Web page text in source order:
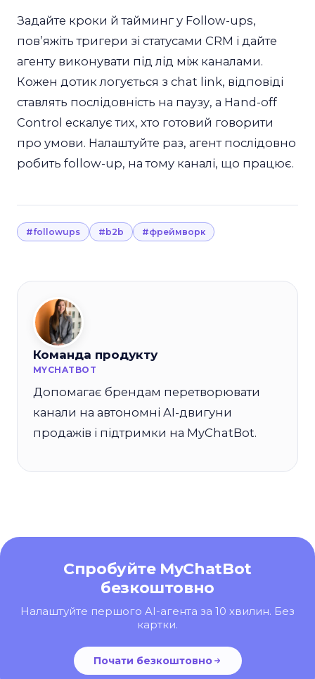
Задайте кроки й тайминг у Follow-ups,
повʼяжіть тригери зі статусами CRM і дайте
агенту виконувати під лід між каналами.
Кожен дотик логується з chat link, відповіді
ставлять послідовність на паузу, а Hand-off
Control ескалує тих, хто готовий говорити
про умови. Налаштуйте раз, агент послідовно
робить follow-up, на тому каналі, що працює.
#followups #b2b #фреймворк
Команда продукту
MYCHATBOT
Допомагає брендам перетворювати
канали на автономні AI-двигуни
продажів і підтримки на MyChatBot.
Спробуйте MyChatBot
безкоштовно
Налаштуйте першого AI-агента за 10 хвилин. Без
картки.
Почати безкоштовно